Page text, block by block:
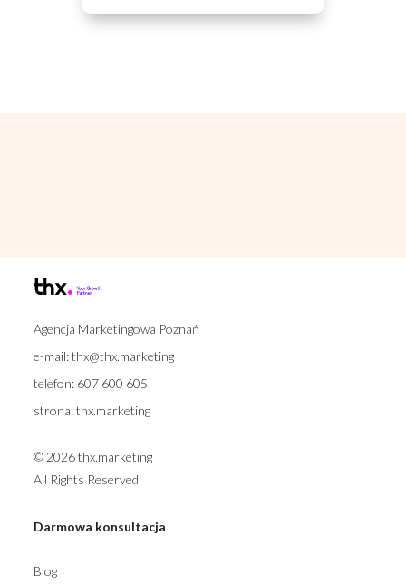
Agencja Marketingowa Poznań
e-mail:thx@thx.marketing
telefon: 607 600 605
strona:thx.marketing
© 2026 thx.marketing
All Rights Reserved
Darmowa konsultacja
Blog